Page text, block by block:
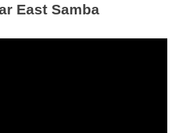
East Samba